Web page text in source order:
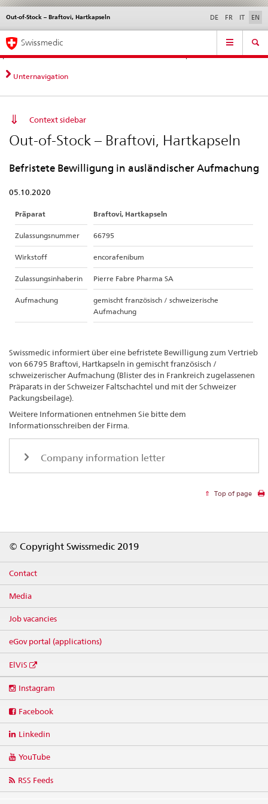
Direct
navigation:
news,
legal
contact
News &
standards
Contact | Support &
Help
Out-of-Stock – Braftovi, Hartkapseln
Languages DE FR IT EN
Service
Main
Navigation
Swissmedic
Unternavigation
Context sidebar
Out-of-Stock – Braftovi, Hartkapseln
Befristete Bewilligung in ausländischer Aufmachung
05.10.2020
Präparat Braftovi, Hartkapseln
Zulassungsnummer 66795
Wirkstoff encorafenibum
Zulassungsinhaberin Pierre Fabre Pharma SA
Aufmachung
gemischt französisch / schweizerische
Aufmachung
Swissmedic informiert über eine befristete Bewilligung zum Vertrieb
von 66795 Braftovi, Hartkapseln in gemischt französisch /
schweizerischer Aufmachung (Blister des in Frankreich zugelassenen
Präparats in der Schweizer Faltschachtel und mit der Schweizer
Packungsbeilage).
Weitere Informationen entnehmen Sie bitte dem
Informationsschreiben der Firma.
Company information letter
Top of page
© Copyright Swissmedic 2019
Contact
Media
Job vacancies
eGov portal (applications)
ElViS
media
Instagram
Facebook
Linkedin
YouTube
RSS Feeds